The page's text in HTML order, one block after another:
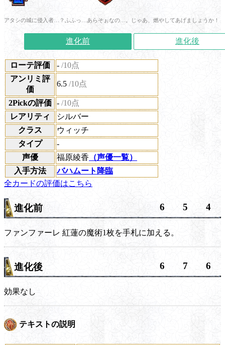
アタシの城に侵入者…？ふふっ…あらそぉなの…。じゃあ、燃やしてあげましょうか！
進化前 進化後
ローテ評価 - /10点
アンリミ評
価
6.5 /10点
2Pickの評価 - /10点
レアリティ
シルバー
クラス
ウィッチ
タイプ
-
声優
福原綾香 （声優一覧）
入手方法
バハムート降臨
全カードの評価はこちら
進化前 6 5 4
ファンファーレ 紅蓮の魔術1枚を手札に加える。
進化後 6 7 6
効果なし
テキストの説明